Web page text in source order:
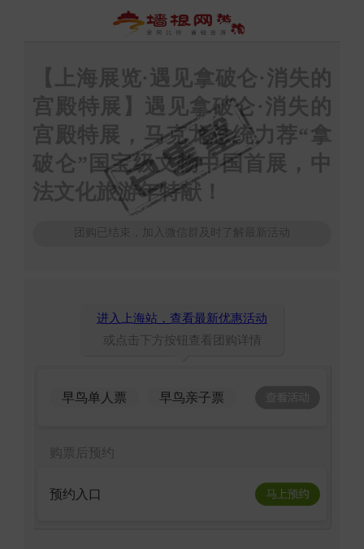
【上海展览·遇见拿破仑·消失的
宫殿特展】遇见拿破仑·消失的
宫殿特展，马克龙总统力荐“拿
破仑”国宝级文物中国首展，中
法文化旅游年特献！
团购已结束，加入微信群及时了解最新活动
进入上海站，查看最新优惠活动
或点击下方按钮查看团购详情
早鸟单人票 早鸟亲子票
购票后预约
预约入口